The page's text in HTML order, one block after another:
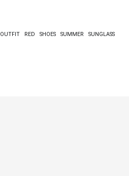
OUTFIT RED SHOES SUMMER SUNGLASS